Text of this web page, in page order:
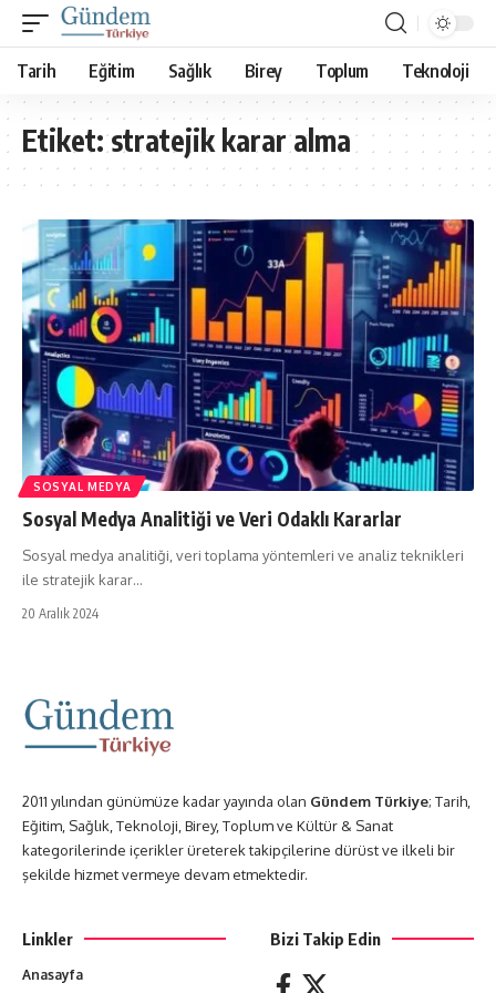
Tarih Eğitim Sağlık Birey Toplum Teknoloji
Etiket:stratejik karar alma
SOSYAL MEDYA
Sosyal Medya Analitiği ve Veri Odaklı Kararlar
Sosyal medya analitiği, veri toplama yöntemleri ve analiz teknikleri
ile stratejik karar…
20 Aralık 2024
2011 yılından günümüze kadar yayında olan Gündem Türkiye; Tarih,
Eğitim, Sağlık, Teknoloji, Birey, Toplum ve Kültür & Sanat
kategorilerinde içerikler üreterek takipçilerine dürüst ve ilkeli bir
şekilde hizmet vermeye devam etmektedir.
Linkler
Anasayfa
Bizi Takip Edin